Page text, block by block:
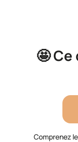
🤩
Comprenez